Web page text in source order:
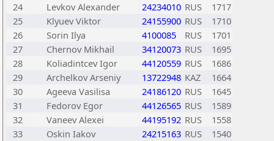
24
Levkov Alexander 24234010 RUS
1717
25
Klyuev Viktor 24155900 RUS
1710
26
Sorin Ilya 4100085 RUS
1701
27
Chernov Mikhail 34120073 RUS
1695
28
Koliadintcev Igor 44120559 RUS
1686
29
Archelkov Arseniy 13722948 KAZ
1664
30
Ageeva Vasilisa 24186120 RUS
1645
31
Fedorov Egor 44126565 RUS
1589
32
Vaneev Alexei 44195192 RUS
1558
33
Oskin Iakov 24215163 RUS
1540